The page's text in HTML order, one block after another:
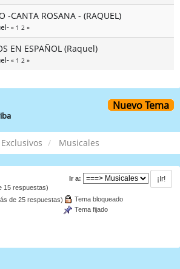
-CANTA ROSANA - (RAQUEL)
« 1 2 »
EN ESPAÑOL (Raquel)
« 1 2 »
Nuevo Tema
Exclusivos Musicales
Ir a:
15 respuestas)
de 25 respuestas)
Tema bloqueado
Tema fijado